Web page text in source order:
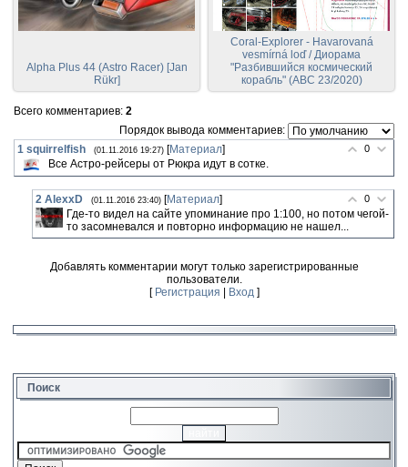
Alpha Plus 44 (Astro Racer) [Jan
Rükr]
Coral-Explorer - Havarovaná
vesmírná loď / Диорама
"Разбившийся космический
корабль" (ABC 23/2020)
Всего комментариев: 2
Порядок вывода комментариев:
0
1 squirrelfish (01.11.2016 19:27) [Материал]
Все Астро-рейсеры от Рюкра идут в сотке.
0
2 AlexxD (01.11.2016 23:40) [Материал]
Где-то видел на сайте упоминание про 1:100, но потом чегой-
то засомневался и повторно информацию не нашел...
Добавлять комментарии могут только зарегистрированные
пользователи.
[ Регистрация Вход]
Поиск